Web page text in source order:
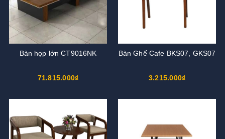
Bàn họp lớn CT9016NK
71.815.000₫
Bàn Ghế Cafe BKS07, GKS07
3.215.000₫